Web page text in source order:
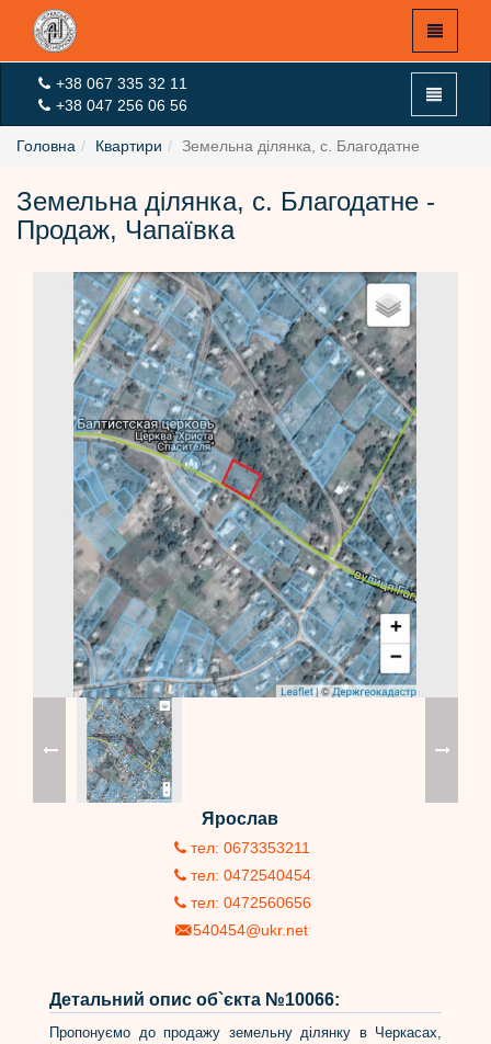
Експертна оцінка
Оцінка On-Line
Новини
X
+38 067 335 32 11
+38 047 256 06 56
Головна Квартири Земельна ділянка, с. Благодатне
Земельна ділянка, с. Благодатне -
Продаж, Чапаївка
Ярослав
тел: 0673353211
тел: 0472540454
тел: 0472560656
540454@ukr.net
Детальний опис об`єкта №10066:
Пропонуємо до продажу земельну ділянку в Черкасах,